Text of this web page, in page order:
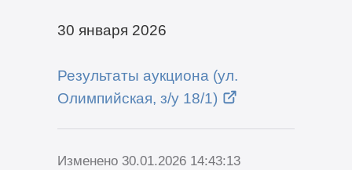
30 января 2026
Результаты аукциона (ул.
Олимпийская, з/у 18/1)
Изменено 30.01.2026 14:43:13